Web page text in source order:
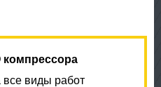
компрессора
все виды работ